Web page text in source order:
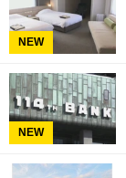
NEW
NEW